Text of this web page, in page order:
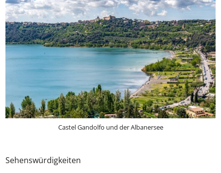
Castel Gandolfo und der Albanersee
Sehenswürdigkeiten